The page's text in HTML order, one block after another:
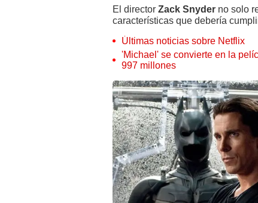
El director Zack Snyder no solo
características que debería
Últimas noticias sobre Netflix
'Michael' se convierte en la
997 millones